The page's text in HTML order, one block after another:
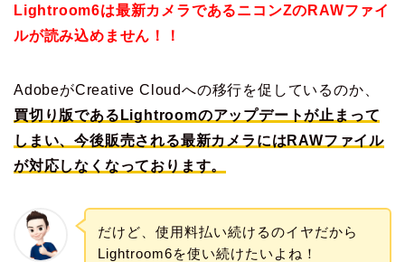
Lightroom6は最新カメラであるニコンZのRAWファイ
ルが読み込めません！！
AdobeがCreative Cloudへの移行を促しているのか、
買切り版であるLightroomのアップデートが止まって
しまい、今後販売される最新カメラにはRAWファイル
が対応しなくなっております。
だけど、使用料払い続けるのイヤだから
Lightroom6を使い続けたいよね！